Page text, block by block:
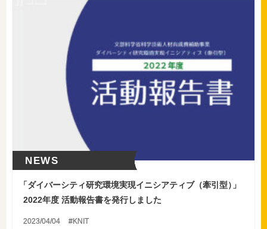
NEWS
「ダイバーシティ研究環境実現イニシアティブ（牽引型） 」
2022年度 活動報告書を発行しました
2023/04/04 KNIT